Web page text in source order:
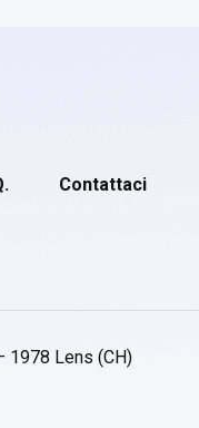
Contattaci
1978 Lens (CH)